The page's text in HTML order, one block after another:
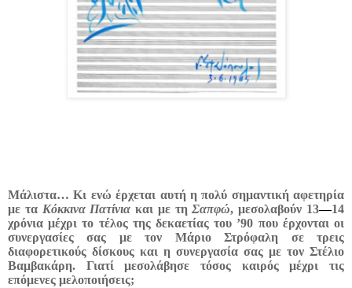
Μάλιστα… Κι ενώ έρχεται αυτή η πολύ σημαντική αφετηρία
με τα Κόκκινα Πατίνιακαι με τηΣαπφώ, μεσολαβούν 13—14
χρόνια μέχρι το τέλος της δεκαετίας του ’90 που έρχονται οι
συνεργασίες σας με τον Μάριο Στρόφαλη σε τρεις
διαφορετικούς δίσκους και η συνεργασία σας με τον Στέλιο
Βαμβακάρη. Γιατί μεσολάβησε τόσος καιρός μέχρι τις
επόμενες μελοποιήσεις;